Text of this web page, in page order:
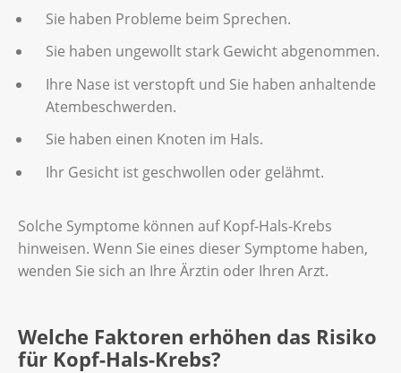
Sie haben Probleme beim Sprechen.
Sie haben ungewollt stark Gewicht abgenommen.
Ihre Nase ist verstopft und Sie haben anhaltende
Atembeschwerden.
Sie haben einen Knoten im Hals.
Ihr Gesicht ist geschwollen oder gelähmt.
Solche Symptome können auf Kopf-Hals-Krebs
hinweisen. Wenn Sie eines dieser Symptome haben,
wenden Sie sich an Ihre Ärztin oder Ihren Arzt.
Welche Faktoren erhöhen das Risiko
für Kopf-Hals-Krebs?